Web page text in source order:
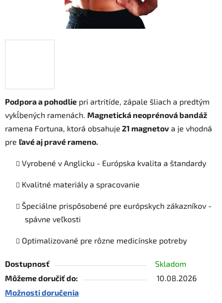
Podpora a pohodlie pri artritíde, zápale šliach a predtým
vykĺbených ramenách. Magnetická neoprénová bandáž
ramena Fortuna, ktorá obsahuje 21 magnetov a je vhodná
pre ľavé aj pravé rameno.
Vyrobené v Anglicku - Európska kvalita a štandardy
Kvalitné materiály a spracovanie
Špeciálne prispôsobené pre európskych zákazníkov -
spávne veľkosti
Optimalizované pre rôzne medicínske potreby
Dostupnosť
Skladom
Môžeme doručiť do:
10.08.2026
Možnosti doručenia